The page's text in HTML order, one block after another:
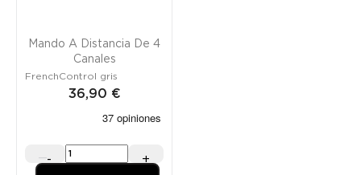
Mando A Distancia De 4
Canales
FrenchControl gris
36,90 €
- +